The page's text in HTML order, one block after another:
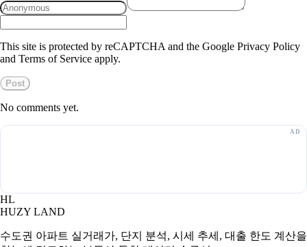
This site is protected by reCAPTCHA and the Google Privacy Policy
and Terms of Service apply.
Post
No comments yet.
HL
HUZY LAND
수도권 아파트 실거래가, 단지 분석, 시세 추세, 대출 한도 계산을